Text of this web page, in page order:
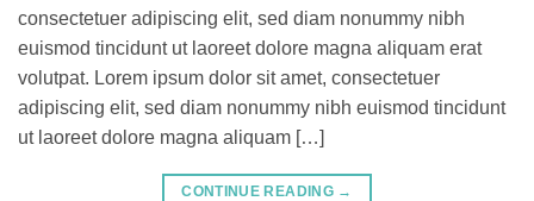
consectetuer adipiscing elit, sed diam nonummy nibh
euismod tincidunt ut laoreet dolore magna aliquam erat
volutpat. Lorem ipsum dolor sit amet, consectetuer
adipiscing elit, sed diam nonummy nibh euismod tincidunt
ut laoreet dolore magna aliquam […]
CONTINUE READING →